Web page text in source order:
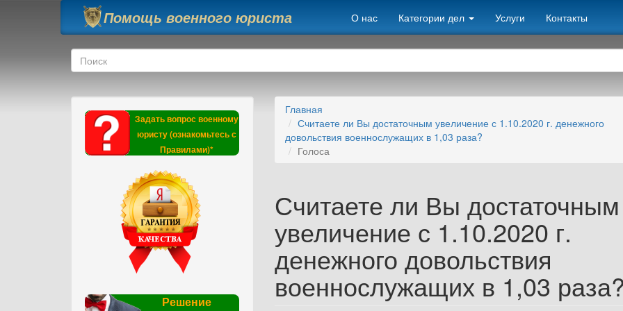
Перейти к основному содержанию
Помощь военного юриста О нас Категории дел Услуги Контакты
Форма поиска
Поиск
Задать вопрос военному
юристу (ознакомьтесь с
Правилами)*
Решение
Главная
Считаете ли Вы достаточным увеличение с 1.10.2020 г. денежного
довольствия военнослужащих в 1,03 раза?
Голоса
Считаете ли Вы достаточным
увеличение с 1.10.2020 г.
денежного довольствия
военнослужащих в 1,03